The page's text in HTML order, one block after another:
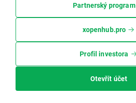
Partnerský program
xopenhub.pro
Profil investora
Otevřít účet